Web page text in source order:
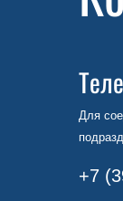
Для
+7